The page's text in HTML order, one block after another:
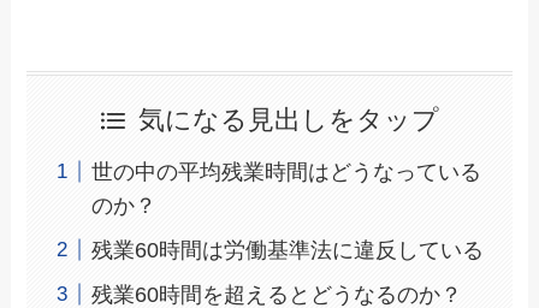
気になる見出しをタップ
世の中の平均残業時間はどうなっている
のか？
残業60時間は労働基準法に違反している
残業60時間を超えるとどうなるのか？